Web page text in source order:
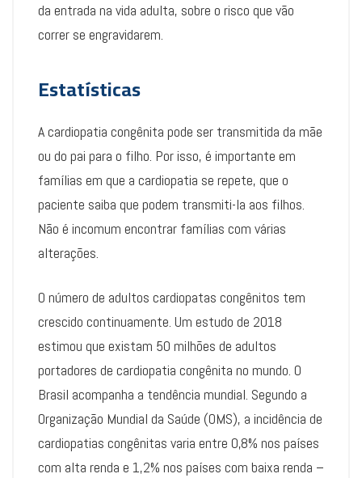
da entrada na vida adulta, sobre o risco que vão
correr se engravidarem.
Estatísticas
A cardiopatia congênita pode ser transmitida da mãe
ou do pai para o filho. Por isso, é importante em
famílias em que a cardiopatia se repete, que o
paciente saiba que podem transmiti-la aos filhos.
Não é incomum encontrar famílias com várias
alterações.
O número de adultos cardiopatas congênitos tem
crescido continuamente. Um estudo de 2018
estimou que existam 50 milhões de adultos
portadores de cardiopatia congênita no mundo. O
Brasil acompanha a tendência mundial. Segundo a
Organização Mundial da Saúde (OMS), a incidência de
cardiopatias congênitas varia entre 0,8% nos países
com alta renda e 1,2% nos países com baixa renda –